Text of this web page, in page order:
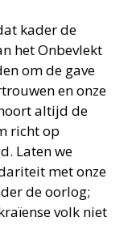
kader de
het Onbevlekt
om de gave
en onze
altijd de
richt op
Laten we
met onze
de oorlog;
volk niet